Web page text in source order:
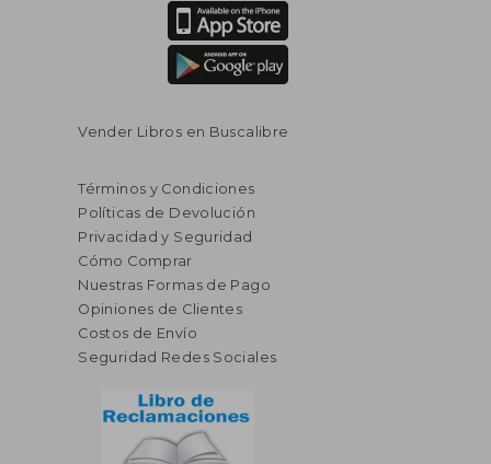
Vender Libros en Buscalibre
Términos y Condiciones
Políticas de Devolución
Privacidad y Seguridad
Cómo Comprar
Nuestras Formas de Pago
Opiniones de Clientes
Costos de Envío
Seguridad Redes Sociales